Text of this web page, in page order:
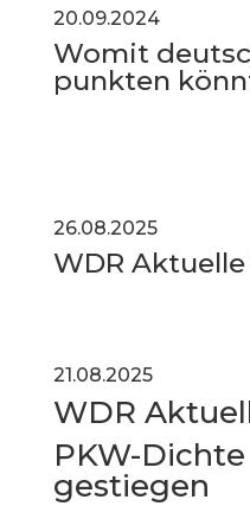
20.09.2024
Womit
punkten
26.08.2025
WDR
21.08.2025
WDR
PKW-
gestiegen